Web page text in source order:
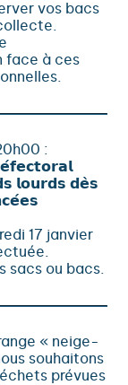
vos bacs
face à ces
:
𝗹𝗼𝘂𝗿𝗱𝘀 𝗱𝗲̀𝘀
17 janvier
sacs ou bacs.
« neige-
souhaitons
prévues